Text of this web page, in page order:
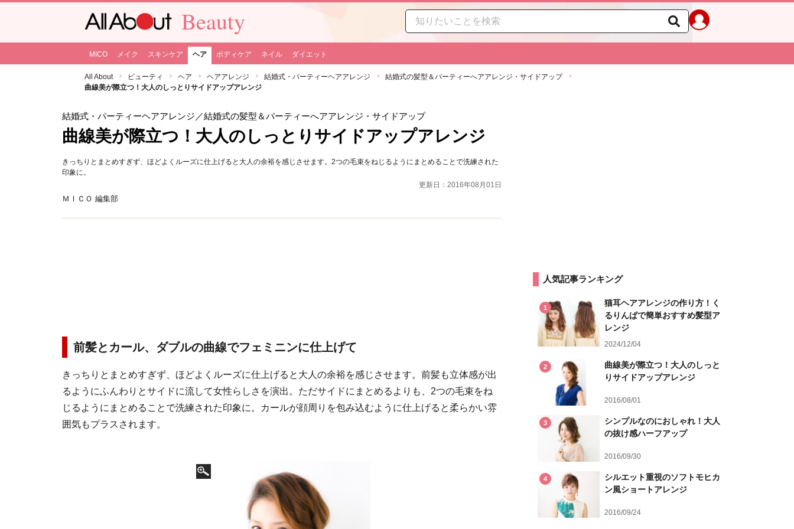
Beauty
MICO メイク スキンケア ヘア ボディケア ネイル ダイエット
All About ビューティ ヘア ヘアアレンジ 結婚式・パーティーヘアアレンジ
結婚式の髪型＆パーティーへアアレンジ・サイドアップ
曲線美が際立つ！大人のしっとりサイドアップアレンジ
結婚式・パーティーヘアアレンジ ／結婚式の髪型＆パーティーへアアレンジ・サイドアップ
曲線美が際立つ！大人のしっとりサイドアップアレンジ
きっちりとまとめすぎず、ほどよくルーズに仕上げると大人の余裕を感じさせます。2つの毛束をねじるようにまとめることで洗練された
印象に。
更新日：2016年08月01日
ＭＩＣＯ 編集部
前髪とカール、ダブルの曲線でフェミニンに仕上げて
きっちりとまとめすぎず、ほどよくルーズに仕上げると大人の余裕を感じさせます。前髪も立体感が出
るようにふんわりとサイドに流して女性らしさを演出。ただサイドにまとめるよりも、2つの毛束をね
じるようにまとめることで洗練された印象に。カールが顔周りを包み込むように仕上げると柔らかい雰
囲気もプラスされます。
人気記事ランキング
1
猫耳ヘアアレンジの作り方！く
るりんぱで簡単おすすめ髪型ア
レンジ
2024/12/04
2
曲線美が際立つ！大人のしっと
りサイドアップアレンジ
2016/08/01
3
シンプルなのにおしゃれ！大人
の抜け感ハーフアップ
2016/09/30
4
シルエット重視のソフトモヒカ
ン風ショートアレンジ
2016/09/24